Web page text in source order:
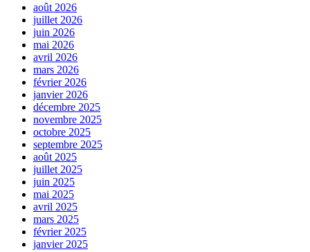
août 2026
juillet 2026
juin 2026
mai 2026
avril 2026
mars 2026
février 2026
janvier 2026
décembre 2025
novembre 2025
octobre 2025
septembre 2025
août 2025
juillet 2025
juin 2025
mai 2025
avril 2025
mars 2025
février 2025
janvier 2025